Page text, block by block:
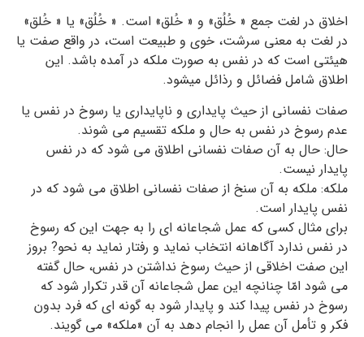
اخلاق در لغت جمع « خُلُق» و « خُلق» است. « خُلُق» يا « خُلق»
در لغت به معني سرشت، خوي و طبيعت است، در واقع صفت يا
هيئتي است که در نفس به صورت ملکه در آمده باشد. اين
اطلاق شامل فضائل و رذائل ميشود.
صفات نفساني از حيث پايداري و ناپايداري يا رسوخ در نفس يا
عدم رسوخ در نفس به حال و ملکه تقسيم مي شوند.
حال: حال به آن صفات نفساني اطلاق مي شود که در نفس
پايدار نيست.
ملکه: ملکه به آن سنخ از صفات نفساني اطلاق مي شود که در
نفس پايدار است.
براي مثال کسي که عمل شجاعانه اي را به جهت اين که رسوخ
در نفس ندارد آگاهانه انتخاب نمايد و رفتار نمايد به نحو? بروز
اين صفت اخلاقي از حيث رسوخ نداشتن در نفس، حال گفته
مي شود امّا چنانچه اين عمل شجاعانه آن قدر تکرار شود که
رسوخ در نفس پيدا کند و پايدار شود به گونه اي که فرد بدون
فکر و تأمل آن عمل را انجام دهد به آن «ملکه» مي گويند.